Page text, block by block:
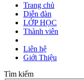
Trang chủ
Diễn đàn
LỚP HỌC
Thành viên
Liên hệ
Giới Thiệu
Tìm kiếm